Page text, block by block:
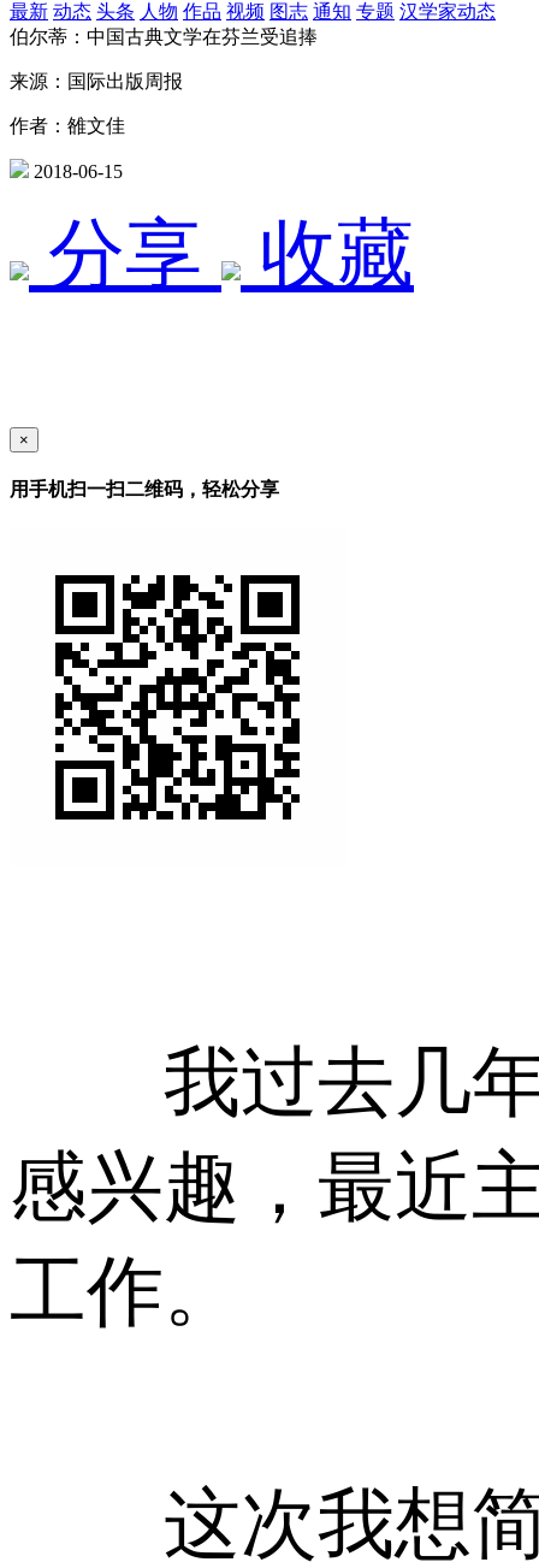
最新 动态 头条 人物 作品 视频 图志 通知 专题 汉学家动态
伯尔蒂：中国古典文学在芬兰受追捧
来源：国际出版周报
作者：雒文佳
2018-06-15
分享 收藏
×
用手机扫一扫二维码，轻松分享
我过去几年
感兴趣，最近
工作。
这次我想简